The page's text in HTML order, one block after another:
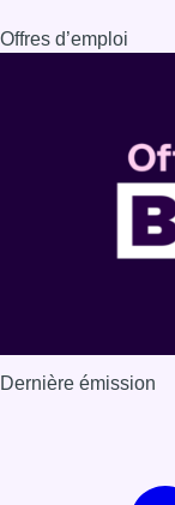
Offres d’emploi
Dernière émission